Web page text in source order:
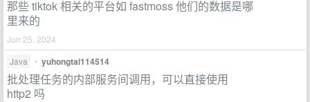
那些 tiktok 相关的平台如 fastmoss 他们的数据是哪
里来的
Jun 25, 2024
Java
• yuhongtai114514
批处理任务的内部服务间调用，可以直接使用
http2 吗